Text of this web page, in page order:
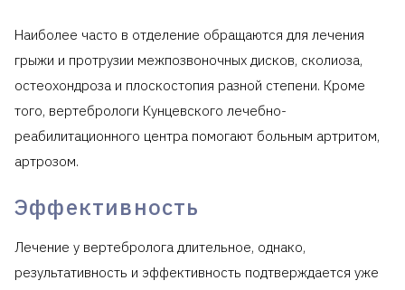
Наиболее часто в отделение обращаются для лечения
грыжи и протрузии межпозвоночных дисков, сколиоза,
остеохондроза и плоскостопия разной степени. Кроме
того, вертебрологи Кунцевского лечебно-
реабилитационного центра помогают больным артритом,
артрозом.
Эффективность
Лечение у вертебролога длительное, однако,
результативность и эффективность подтверждается уже